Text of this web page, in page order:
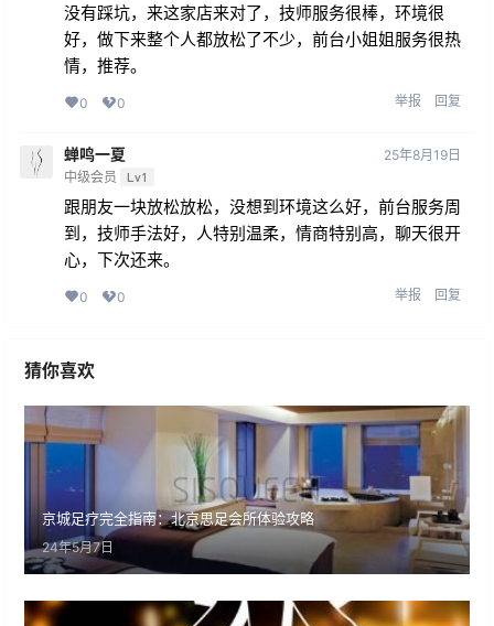
没有踩坑，来这家店来对了，技师服务很棒，环境很
好，做下来整个人都放松了不少，前台小姐姐服务很热
情，推荐。
0 0 举报 回复
蝉鸣一夏
中级会员 Lv1
25年8月19日
跟朋友一块放松放松，没想到环境这么好，前台服务周
到，技师手法好，人特别温柔，情商特别高，聊天很开
心，下次还来。
0 0 举报 回复
猜你喜欢
京城足疗完全指南：北京思足会所体验攻略
24年5月7日